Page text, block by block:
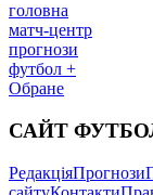
головна
матч-центр
прогнози
футбол +
Обране
САЙТ
РедакціяПрогнози